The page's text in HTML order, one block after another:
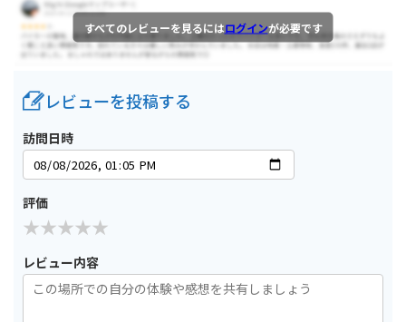
すべてのレビューを見るにはログインが必要です
レビューを投稿する
訪問日時
評価
レビュー内容